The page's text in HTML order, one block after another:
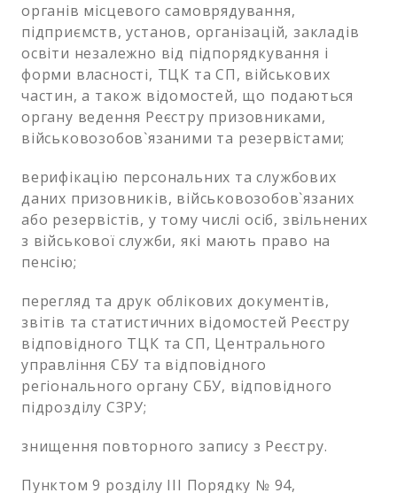
органів місцевого самоврядування,
підприємств, установ, організацій, закладів
освіти незалежно від підпорядкування і
форми власності, ТЦК та СП, військових
частин, а також відомостей, що подаються
органу ведення Реєстру призовниками,
військовозобов`язаними та резервістами;
верифікацію персональних та службових
даних призовників, військовозобов`язаних
або резервістів, у тому числі осіб, звільнених
з військової служби, які мають право на
пенсію;
перегляд та друк облікових документів,
звітів та статистичних відомостей Реєстру
відповідного ТЦК та СП, Центрального
управління СБУ та відповідного
регіонального органу СБУ, відповідного
підрозділу СЗРУ;
знищення повторного запису з Реєстру.
Пунктом 9 розділу ІІІ Порядку № 94,